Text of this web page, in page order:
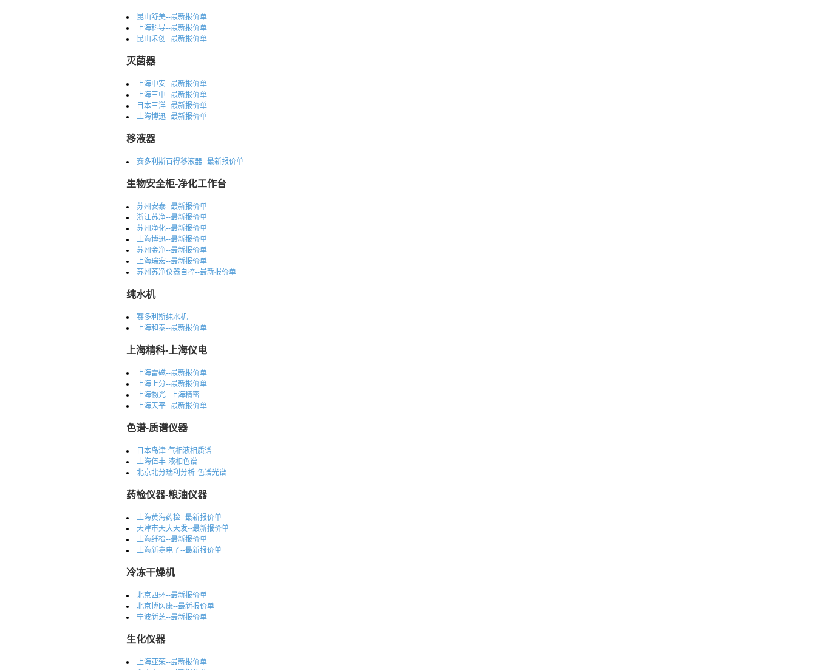
昆山舒美--最新报价单
上海科导--最新报价单
昆山禾创--最新报价单
灭菌器
上海申安--最新报价单
上海三申--最新报价单
日本三洋--最新报价单
上海博迅--最新报价单
移液器
赛多利斯百得移液器--最新报价单
生物安全柜-净化工作台
苏州安泰--最新报价单
浙江苏净--最新报价单
苏州净化--最新报价单
上海博迅--最新报价单
苏州金净--最新报价单
上海瑞宏--最新报价单
苏州苏净仪器自控--最新报价单
纯水机
赛多利斯纯水机
上海和泰--最新报价单
上海精科-上海仪电
上海雷磁--最新报价单
上海上分--最新报价单
上海物光--上海精密
上海天平--最新报价单
色谱-质谱仪器
日本岛津-气相液相质谱
上海伍丰-液相色谱
北京北分瑞利分析-色谱光谱
药检仪器-粮油仪器
上海黄海药检--最新报价单
天津市天大天发--最新报价单
上海纤检--最新报价单
上海新嘉电子--最新报价单
冷冻干燥机
北京四环--最新报价单
北京博医康--最新报价单
宁波新芝--最新报价单
生化仪器
上海亚荣--最新报价单